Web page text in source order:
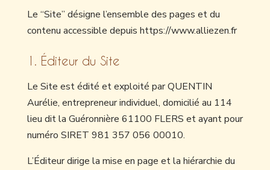
Le “Site” désigne l’ensemble des pages et du
contenu accessible depuis https://www.alliezen.fr
1. Éditeur du Site
Le Site est édité et exploité par QUENTIN
Aurélie, entrepreneur individuel, domicilié au 114
lieu dit la Guéronnière 61100 FLERS et ayant pour
numéro SIRET 981 357 056 00010.
L’Éditeur dirige la mise en page et la hiérarchie du